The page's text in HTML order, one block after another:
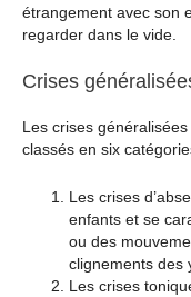
étrangement avec son
regarder dans le vide.
Crises
Les crises
classés en six
Les crises
enfants et se
ou des
clignements des
Les crises